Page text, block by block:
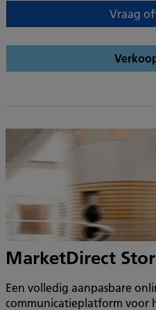
Vraag
MarketDirect
Een volledig aanpasbare
communicatieplatform voor